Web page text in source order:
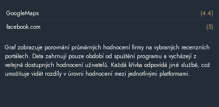
GoogleMaps
(4.4)
facebook.com
(5)
Graf zobrazuje porovnání průměrných hodnocení firmy na vybraných recenzních
portálech. Data zahrnují pouze období od spuštění programu a vycházejí z
veřejně dostupných hodnocení uživatelů. Každá křivka odpovídá jiné službě, což
umožňuje vidět rozdíly v úrovni hodnocení mezi jednotlivými platformami.